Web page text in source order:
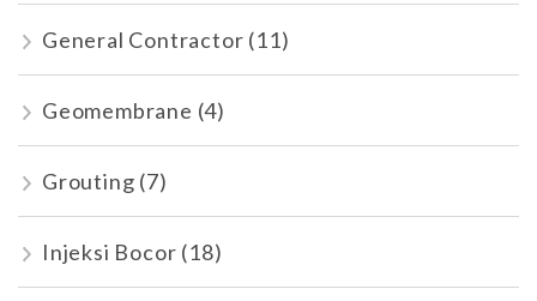
General Contractor (11)
Geomembrane (4)
Grouting (7)
Injeksi Bocor (18)